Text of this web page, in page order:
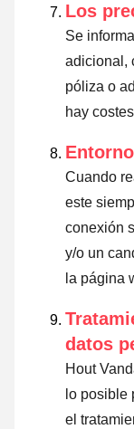
Los
Se
adicional,
póliza o
hay
Cuando
este
conexión
y/o un
la página
datos
Hout
lo posible
el